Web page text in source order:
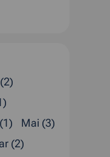
Mai (3)
(2)